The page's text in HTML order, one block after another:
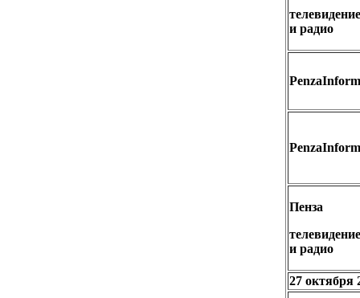
телевидение
и радио
PenzaInform
PenzaInform
Пенза
телевидение
и радио
27 октября